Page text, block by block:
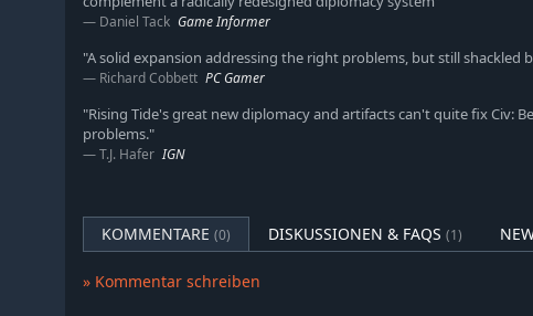
unbeugsamen nahöstlichen Staaten hervorgingen und
Neues Artefakt-System:
Sammele und kombiniere
freizuschalten.
Neue Hybrideinheiten:
freischalten.
Neue Biome:Zwei neue Welttypen wurden mit Rising
Welten sind voller vulkanischer Aktivitäten in der
noch geformt wird. Kalte Welten sind durch ihr
Daniel Tack Game Informer
"A solid expansion addressing the right problems, but still shackled
Richard Cobbett PC Gamer
"Rising Tide's great new diplomacy and artifacts can't quite fix Civ:
problems."
T.J. Hafer IGN
KOMMENTARE (0) DISKUSSIONEN & FAQS (1)
» Kommentar schreiben